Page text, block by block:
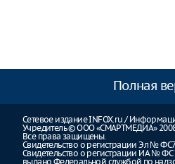
Полная
Сетевое издание INFOX.ru /
Учредитель © ООО «СМАРТМЕДИА»
Все права защищены.
Свидетельство о регистрации Эл №
Свидетельство о регистрации ИА № ФС
выдано Федеральной службой по